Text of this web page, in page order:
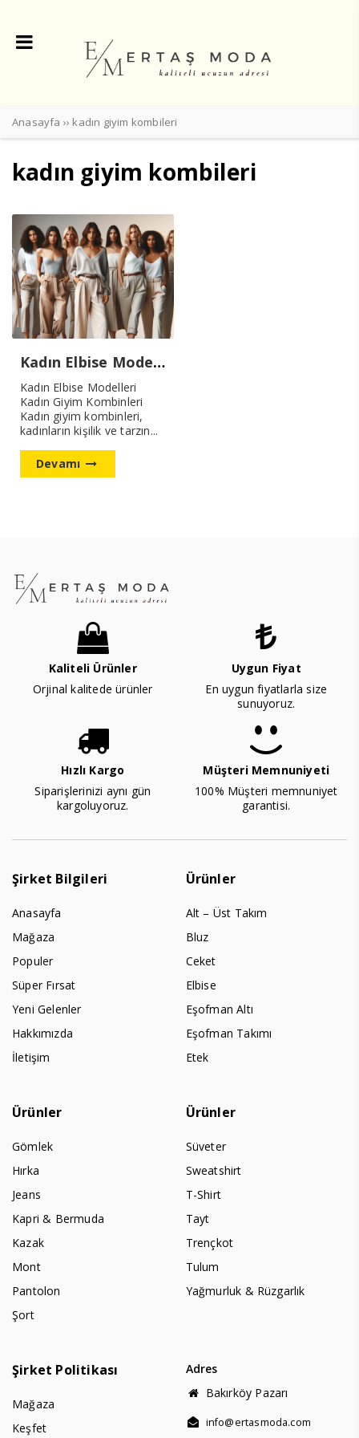
Anasayfa ›› kadın giyim kombileri
kadın giyim kombileri
Kadın Elbise Modelleri
Kadın Elbise Modelleri
Kadın Giyim Kombinleri
Kadın giyim kombinleri,
kadınların kişilik ve tarzın...
Devamı
Kaliteli Ürünler
Orjinal kalitede ürünler
Uygun Fiyat
En uygun fiyatlarla size
sunuyoruz.
Hızlı Kargo
Siparişlerinizi aynı gün
kargoluyoruz.
Müşteri Memnuniyeti
100% Müşteri memnuniyet
garantisi.
Şirket Bilgileri
Anasayfa
Mağaza
Populer
Süper Fırsat
Yeni Gelenler
Hakkımızda
İletişim
Ürünler
Alt – Üst Takım
Bluz
Ceket
Elbise
Eşofman Altı
Eşofman Takımı
Etek
Ürünler
Gömlek
Hırka
Jeans
Kapri & Bermuda
Kazak
Mont
Pantolon
Şort
Ürünler
Süveter
Sweatshirt
T-Shirt
Tayt
Trençkot
Tulum
Yağmurluk & Rüzgarlık
Şirket Politikası
Mağaza
Keşfet
Adres
Bakırköy Pazarı
info@ertasmoda.com